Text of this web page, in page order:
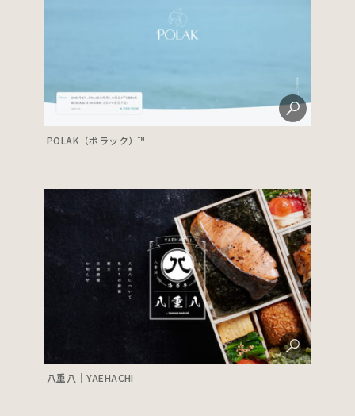
POLAK（ポラック）™
八重八｜YAEHACHI